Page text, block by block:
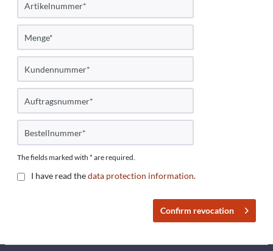
The fields marked with * are required.
I have read thedata protection information.
Confirm revocation